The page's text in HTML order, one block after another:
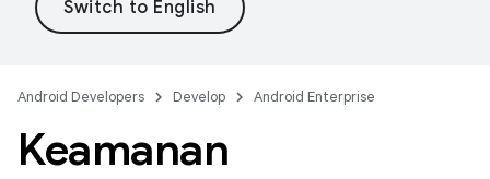
Android Developers Develop Android Enterprise
Keamanan